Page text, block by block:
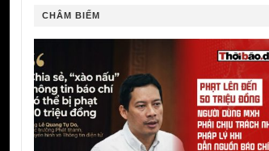
CHÂM BIẾM